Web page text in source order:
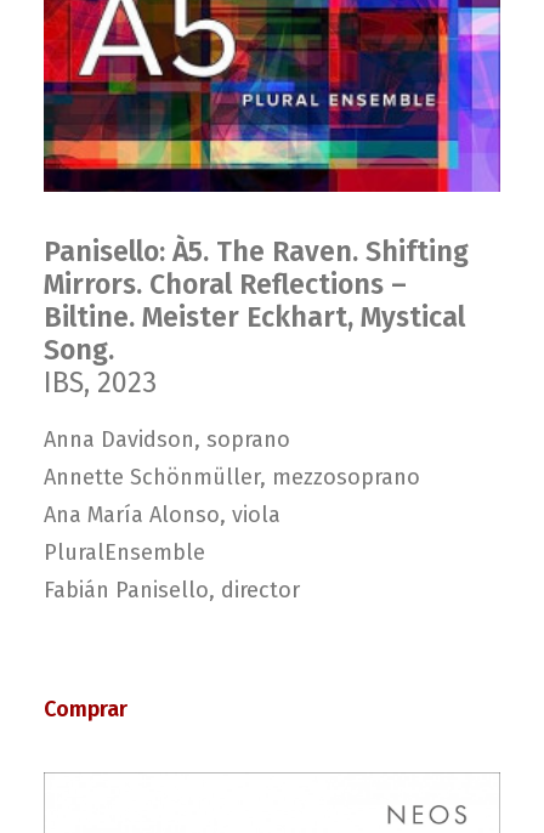
Panisello: À5. The Raven. Shifting
Mirrors. Choral Reflections –
Biltine. Meister Eckhart, Mystical
Song.
IBS, 2023
Anna Davidson, soprano
Annette Schönmüller, mezzosoprano
Ana María Alonso, viola
PluralEnsemble
Fabián Panisello, director
Comprar